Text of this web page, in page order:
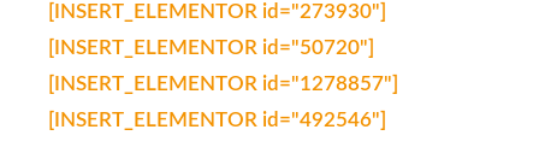
[INSERT_ELEMENTOR id="273930"]
[INSERT_ELEMENTOR id="50720"]
[INSERT_ELEMENTOR id="1278857"]
[INSERT_ELEMENTOR id="492546"]